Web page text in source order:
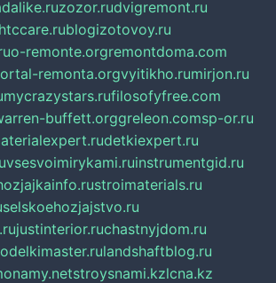
zozor.rudvigremont.ru
htccare.rublogizotovoy.ru
o-remonte.orgremontdoma.com
remonta.orgvyitikho.rumirjon.ru
mycrazystars.rufilosofyfree.com
buffett.orggreleon.comsp-or.ru
detkiexpert.ru
vsesvoimirykami.ruinstrumentgid.ru
stroimaterials.ru
selskoehozjajstvo.ru
justinterior.ruchastnyjdom.ru
landshaftblog.ru
stroysnami.kzlcna.kz